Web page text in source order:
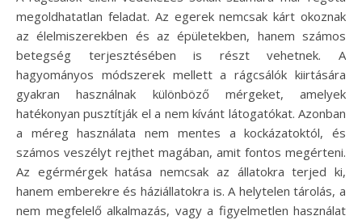
megoldhatatlan feladat. Az egerek nemcsak kárt okoznak
az élelmiszerekben és az épületekben, hanem számos
betegség terjesztésében is részt vehetnek. A
hagyományos módszerek mellett a rágcsálók kiirtására
gyakran használnak különböző mérgeket, amelyek
hatékonyan pusztítják el a nem kívánt látogatókat. Azonban
a méreg használata nem mentes a kockázatoktól, és
számos veszélyt rejthet magában, amit fontos megérteni.
Az egérmérgek hatása nemcsak az állatokra terjed ki,
hanem emberekre és háziállatokra is. A helytelen tárolás, a
nem megfelelő alkalmazás, vagy a figyelmetlen használat